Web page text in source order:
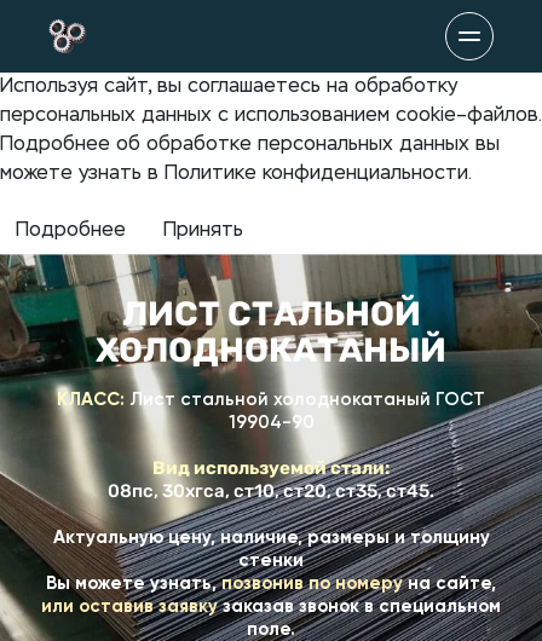
Используя сайт, вы соглашаетесь на обработку
персональных данных с использованием cookie–файлов.
Подробнее об обработке персональных данных вы
можете узнать в Политике конфиденциальности.
Подробнее Принять
ЛИСТ СТАЛЬНОЙ
ХОЛОДНОКАТАНЫЙ
КЛАСС: Лист стальной холоднокатаный ГОСТ
19904-90
Вид используемой стали:
08пс, 30хгса, ст10, ст20, ст35, ст45.
Актуальную цену, наличие, размеры и толщину
стенки
Вы можете узнать,позвонив по номеруна сайте,
или оставив заявкузаказав звонок в специальном
поле.